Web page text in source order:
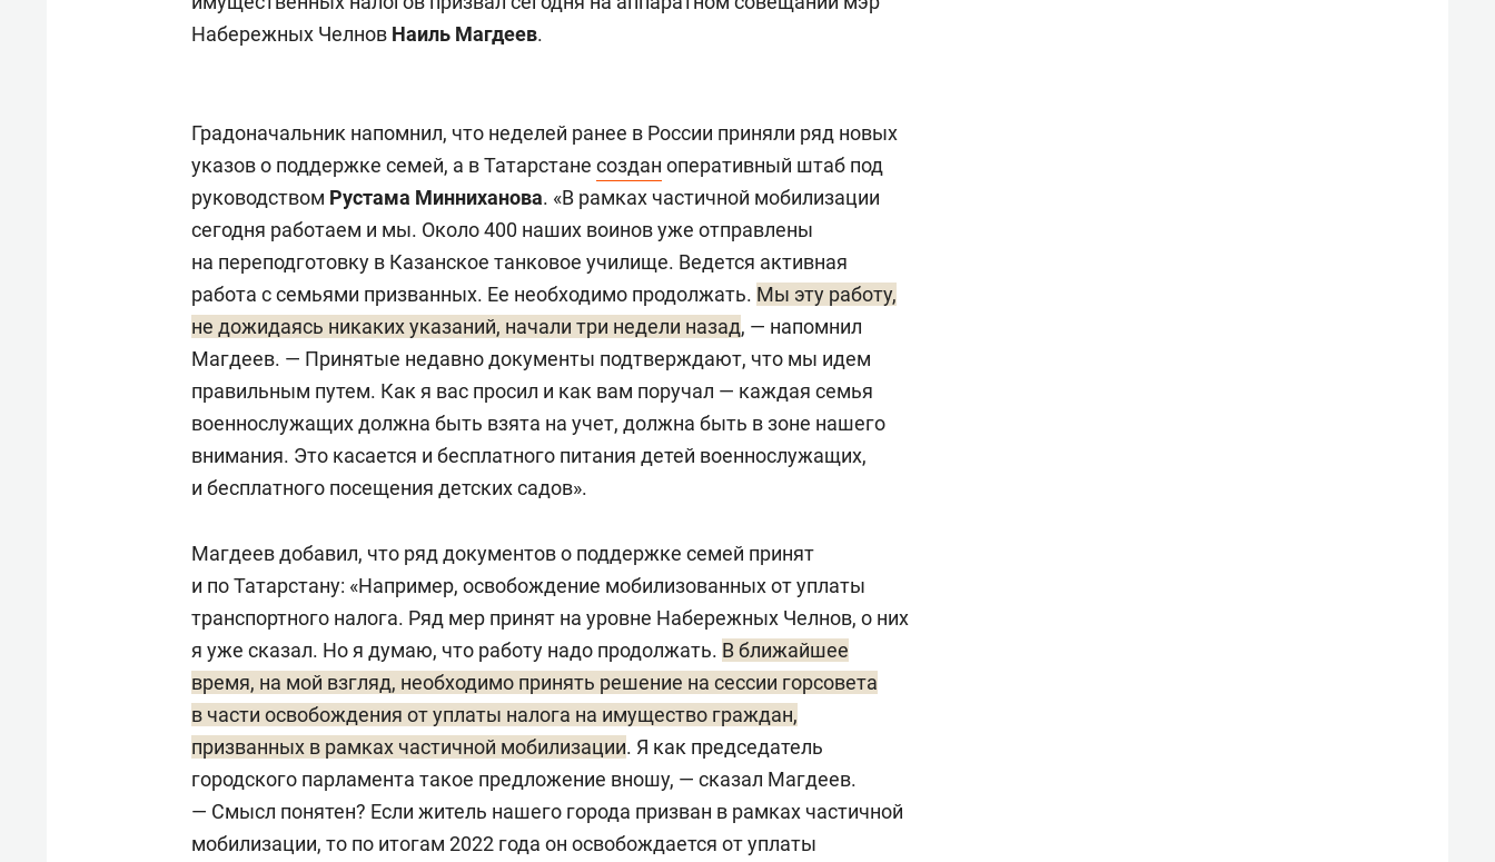
Набережных Челнов Наиль Магдеев.
Градоначальник напомнил, что неделей ранее в России приняли ряд новых
указов о поддержке семей, а в Татарстане создан оперативный штаб под
руководством Рустама Минниханова. «В рамках частичной мобилизации
сегодня работаем и мы. Около 400 наших воинов уже отправлены
на переподготовку в Казанское танковое училище. Ведется активная
работа с семьями призванных. Ее необходимо продолжать. Мы эту работу,
не дожидаясь никаких указаний, начали три недели назад, — напомнил
Магдеев. — Принятые недавно документы подтверждают, что мы идем
правильным путем. Как я вас просил и как вам поручал — каждая семья
военнослужащих должна быть взята на учет, должна быть в зоне нашего
внимания. Это касается и бесплатного питания детей военнослужащих,
и бесплатного посещения детских садов».
Магдеев добавил, что ряд документов о поддержке семей принят
и по Татарстану: «Например, освобождение мобилизованных от уплаты
транспортного налога. Ряд мер принят на уровне Набережных Челнов, о них
я уже сказал. Но я думаю, что работу надо продолжать. В ближайшее
время, на мой взгляд, необходимо принять решение на сессии горсовета
в части освобождения от уплаты налога на имущество граждан,
призванных в рамках частичной мобилизации. Я как председатель
городского парламента такое предложение вношу, — сказал Магдеев.
— Смысл понятен? Если житель нашего города призван в рамках частичной
мобилизации, то по итогам 2022 года он освобождается от уплаты